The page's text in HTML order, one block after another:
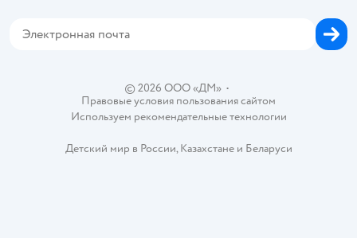
© 2026 ООО «ДМ»•
Правовые условия пользования сайтом
Используем рекомендательные технологии
Детский мир в России,Казахстанеи Беларуси